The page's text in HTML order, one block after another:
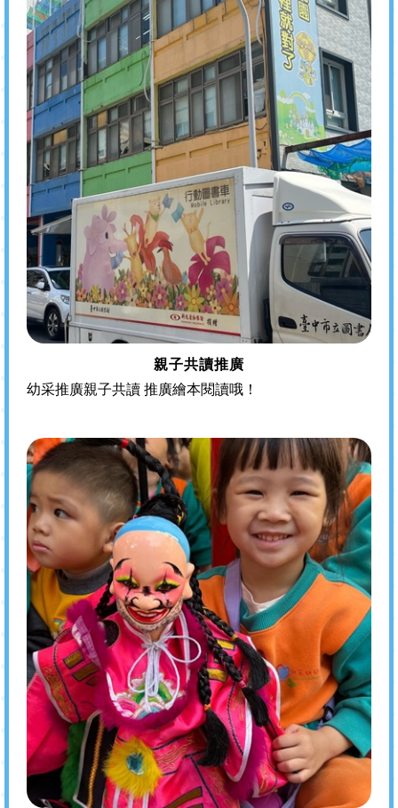
親子共讀推廣
幼采推廣親子共讀 推廣繪本閱讀哦！